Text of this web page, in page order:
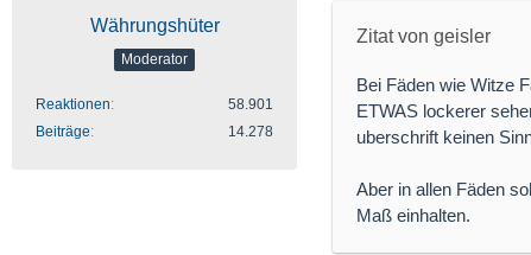
Währungshüter
Moderator
Reaktionen
58.901
Beiträge
14.278
Zitat von geisler
Bei Fäden wie Witze
ETWAS lockerer
uberschrift keinen
Aber in allen Fäden
Maß einhalten.